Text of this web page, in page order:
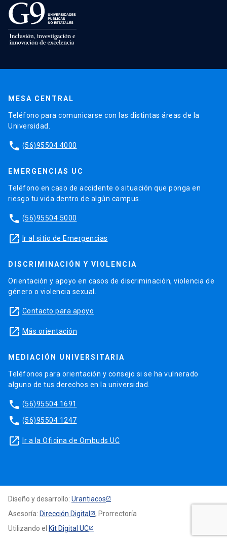
MESA CENTRAL
Teléfono para comunicarse con las distintas áreas de la
Universidad.
phone (56)95504 4000
EMERGENCIAS UC
Teléfono en caso de accidente o situación que ponga en
riesgo tu vida dentro de algún campus.
phone (56)95504 5000
launch Ir al sitio de Emergencias
DISCRIMINACIÓN Y VIOLENCIA
Orientación y apoyo en casos de discriminación, violencia de
género o violencia sexual.
launch Contacto para apoyo
launch Más orientación
MEDIACIÓN UNIVERSITARIA
Teléfonos para orientación y consejo si se ha vulnerado
alguno de tus derechos en la universidad.
phone (56)95504 1691
phone (56)95504 1247
launch Ir a la Oficina de Ombuds UC
Diseño y desarrollo: Urantiacos
Asesoría: Dirección Digital
, Prorrectoría
Utilizando el Kit Digital UC